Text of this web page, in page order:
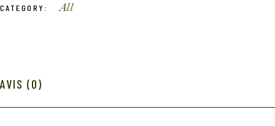
CATEGORY: All
AVIS (0)